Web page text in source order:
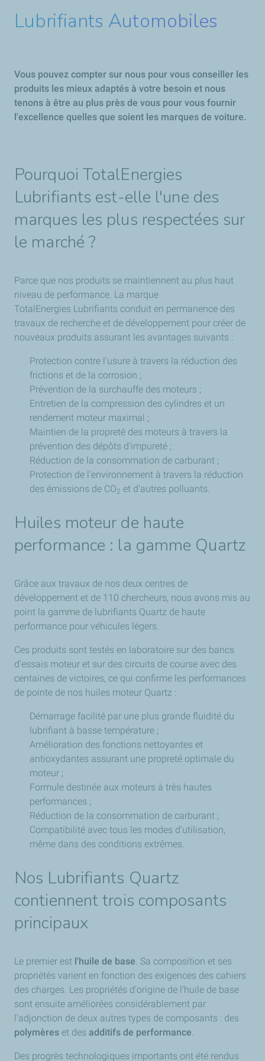
Lubrifiants Automobiles
Vous pouvez compter sur nous pour vous conseiller les
produits les mieux adaptés à votre besoin et nous
tenons à être au plus près de vous pour vous fournir
l'excellence quelles que soient les marques de voiture.​
Pourquoi TotalEnergies
Lubrifiants est-elle l'une des
marques les plus respectées sur
le marché ?
Parce que nos produits se maintiennent au plus haut
niveau de performance. La marque
TotalEnergies Lubrifiants conduit en permanence des
travaux de recherche et de développement pour créer de
nouveaux produits assurant les avantages suivants :
Protection contre l'usure à travers la réduction des
frictions et de la corrosion ;
Prévention de la surchauffe des moteurs ;
Entretien de la compression des cylindres et un
rendement moteur maximal ;
Maintien de la propreté des moteurs à travers la
prévention des dépôts d'impureté ;
Réduction de la consommation de carburant ;
Protection de l'environnement à travers la réduction
des émissions de CO2 et d'autres polluants.
Huiles moteur de haute
performance : la gamme Quartz
Grâce aux travaux de nos deux centres de
développement et de 110 chercheurs, nous avons mis au
point la gamme de lubrifiants Quartz de haute
performance pour véhicules légers.
Ces produits sont testés en laboratoire sur des bancs
d'essais moteur et sur des circuits de course avec des
centaines de victoires, ce qui confirme les performances
de pointe de nos huiles moteur Quartz :
Démarrage facilité par une plus grande fluidité du
lubrifiant à basse température ;
Amélioration des fonctions nettoyantes et
antioxydantes assurant une propreté optimale du
moteur ;
Formule destinée aux moteurs à très hautes
performances ;
Réduction de la consommation de carburant ;
Compatibilité avec tous les modes d'utilisation,
même dans des conditions extrêmes.
Nos Lubrifiants Quartz
contiennent trois composants
principaux
Le premier est l'huile de base . Sa composition et ses
propriétés varient en fonction des exigences des cahiers
des charges. Les propriétés d'origine de l'huile de base
sont ensuite améliorées considérablement par
l'adjonction de deux autres types de composants : des
polymères et des additifs de performance
Des progrès technologiques importants ont été rendus